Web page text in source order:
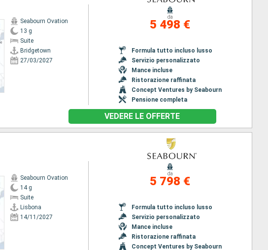
Seabourn Ovation
13 g
Suite
Bridgetown
27/03/2027
da
5 498 €
Formula tutto incluso lusso
Servizio personalizzato
Mance incluse
Ristorazione raffinata
Concept Ventures by Seabourn
Pensione completa
VEDERE LE OFFERTE
Seabourn Ovation
14 g
Suite
Lisbona
14/11/2027
da
5 798 €
Formula tutto incluso lusso
Servizio personalizzato
Mance incluse
Ristorazione raffinata
Concept Ventures by Seabourn